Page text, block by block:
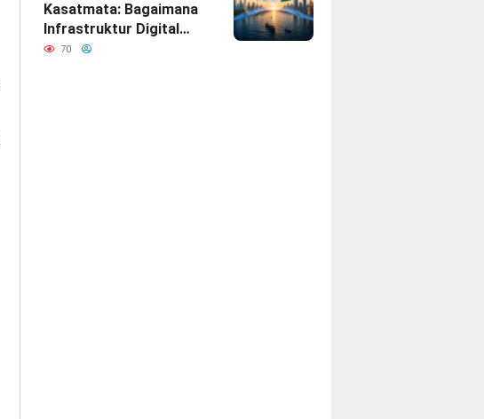
Kasatmata: Bagaimana
Infrastruktur Digital
Diam-Diam
70